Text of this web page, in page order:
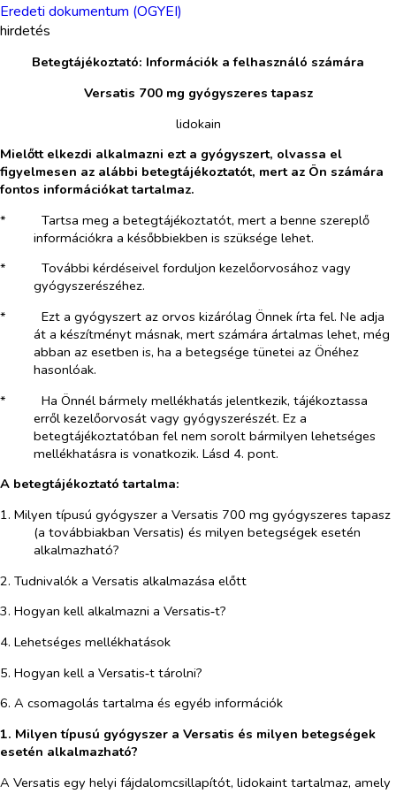
Eredeti dokumentum (OGYEI)
hirdetés
Betegtájékoztató: Információk a felhasználó számára
Versatis 700 mg gyógyszeres tapasz
lidokain
Mielőtt elkezdi alkalmazni ezt a gyógyszert, olvassa el
figyelmesen az alábbi betegtájékoztatót, mert az Ön számára
fontos információkat tartalmaz.
*​
Tartsa meg a betegtájékoztatót, mert a benne szereplő
információkra a későbbiekben is szüksége lehet.
*​
További kérdéseivel forduljon kezelőorvosához vagy
gyógyszerészéhez.
*​
Ezt a gyógyszert az orvos kizárólag Önnek írta fel. Ne adja
át a készítményt másnak, mert számára ártalmas lehet, még
abban az esetben is, ha a betegsége tünetei az Önéhez
hasonlóak.
*​
Ha Önnél bármely mellékhatás jelentkezik, tájékoztassa
erről kezelőorvosát vagy gyógyszerészét. Ez a
betegtájékoztatóban fel nem sorolt bármilyen lehetséges
mellékhatásra is vonatkozik. Lásd 4. pont.
A betegtájékoztató tartalma:
1. Milyen típusú gyógyszer a Versatis 700 mg gyógyszeres tapasz
(a továbbiakban Versatis) és milyen betegségek esetén
alkalmazható?
2. Tudnivalók a Versatis alkalmazása előtt
3. Hogyan kell alkalmazni a Versatis‑t?
4. Lehetséges mellékhatások
5. Hogyan kell a Versatis‑t tárolni?
6. A csomagolás tartalma és egyéb információk
1. Milyen típusú gyógyszer a Versatis és milyen betegségek
esetén alkalmazható?
A Versatis egy helyi fájdalomcsillapítót, lidokaint tartalmaz, amely